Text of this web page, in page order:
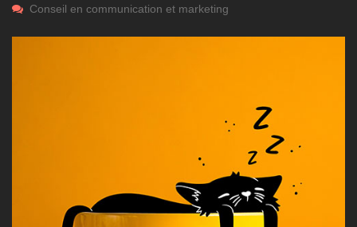
Conseil en communication et marketing